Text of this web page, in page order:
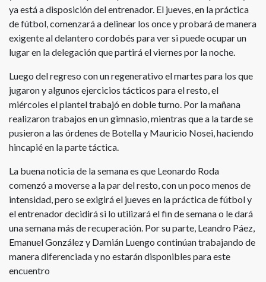
ya está a disposición del entrenador. El jueves, en la práctica
de fútbol, comenzará a delinear los once y probará de manera
exigente al delantero cordobés para ver si puede ocupar un
lugar en la delegación que partirá el viernes por la noche.
Luego del regreso con un regenerativo el martes para los que
jugaron y algunos ejercicios tácticos para el resto, el
miércoles el plantel trabajó en doble turno. Por la mañana
realizaron trabajos en un gimnasio, mientras que a la tarde se
pusieron a las órdenes de Botella y Mauricio Nosei, haciendo
hincapié en la parte táctica.
La buena noticia de la semana es que Leonardo Roda
comenzó a moverse a la par del resto, con un poco menos de
intensidad, pero se exigirá el jueves en la práctica de fútbol y
el entrenador decidirá si lo utilizará el fin de semana o le dará
una semana más de recuperación. Por su parte, Leandro Páez,
Emanuel González y Damián Luengo continúan trabajando de
manera diferenciada y no estarán disponibles para este
encuentro